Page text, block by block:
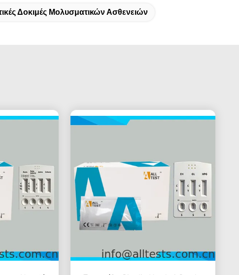
Δοκιμές Μολυσματικών Ασθενειών